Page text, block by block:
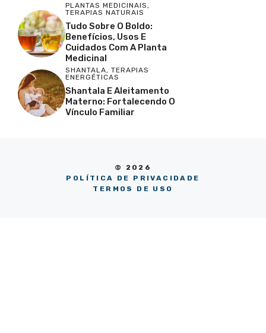
PLANTAS MEDICINAIS ,
TERAPIAS NATURAIS
Tudo Sobre O Boldo:
Benefícios, Usos E
Cuidados Com A Planta
Medicinal
SHANTALA, TERAPIAS
ENERGÉTICAS
Shantala E Aleitamento
Materno: Fortalecendo O
Vínculo Familiar
© 2026
POLÍTICA DE PRIVACIDADE
TERMOS DE USO